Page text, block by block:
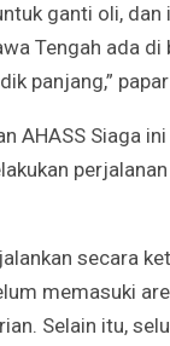
ganti oli,
Tengah ada
panjang,” papar
AHASS Siaga
secara
memasuki
Selain itu,